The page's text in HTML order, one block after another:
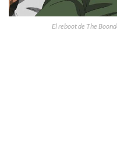
El reboot de The